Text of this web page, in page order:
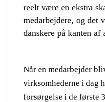
reelt være en ekstra
medarbejdere, og det
danskere på kanten af
Når en medarbejder
virksomhederne i dag
forsørgelse i de første